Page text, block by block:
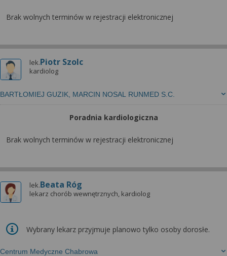
Brak wolnych terminów w rejestracji elektronicznej
lek.Piotr Szolc
kardiolog
BARTŁOMIEJ GUZIK, MARCIN NOSAL RUNMED S.C.
Poradnia kardiologiczna
Brak wolnych terminów w rejestracji elektronicznej
lek.Beata Róg
lekarz chorób wewnętrznych, kardiolog
Centrum Medyczne Chabrowa
Wybrany lekarz przyjmuje planowo tylko osoby dorosłe.